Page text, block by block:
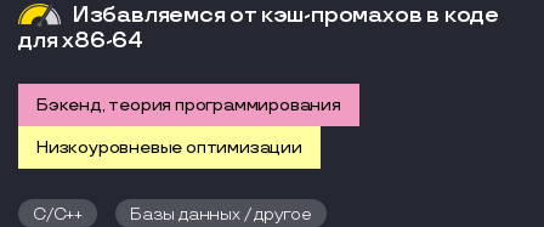
Избавляемся от кэш-промахов в коде
для x86-64
Бэкенд, теория программирования
Низкоуровневые оптимизации
C/C++
Базы данных / другое